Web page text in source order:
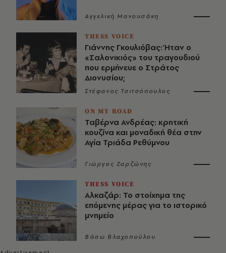
Αγγελική Μανουσάκη
THESS VOICE
Γιάννης Γκουλιόβας: Ήταν ο
«Σαλονικιός» του τραγουδιού
που ερμήνευε ο Στράτος
Διονυσίου;
Στέφανος Τσιτσόπουλος
ON MY ROAD
Ταβέρνα Ανδρέας: κρητική
κουζίνα και μοναδική θέα στην
Αγία Τριάδα Ρεθύμνου
Γιώργος Ζαρζώνης
THESS VOICE
Αλκαζάρ: Το στοίχημα της
επόμενης μέρας για το ιστορικό
μνημείο
Βάσω Βλαχοπούλου